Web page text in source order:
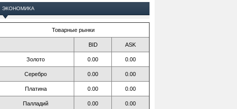
ЭКОНОМИКА
Товарные рынки
BID ASK
Золото 0.00 0.00
Серебро 0.00 0.00
Платина 0.00 0.00
Палладий 0.00 0.00